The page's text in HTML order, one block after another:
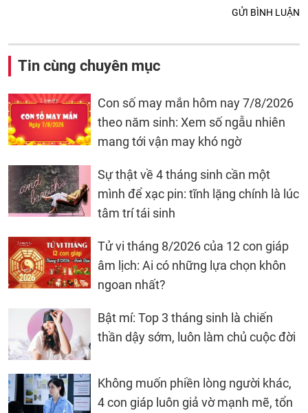
GỬI BÌNH LUẬN
Tin cùng chuyên mục
Con số may mắn hôm nay 7/8/2026
theo năm sinh: Xem số ngẫu nhiên
mang tới vận may khó ngờ
Sự thật về 4 tháng sinh cần một
mình để xạc pin: tĩnh lặng chính là lúc
tâm trí tái sinh
Tử vi tháng 8/2026 của 12 con giáp
âm lịch: Ai có những lựa chọn khôn
ngoan nhất?
Bật mí: Top 3 tháng sinh là chiến
thần dậy sớm, luôn làm chủ cuộc đời
Không muốn phiền lòng người khác,
4 con giáp luôn giả vờ mạnh mẽ, tổn